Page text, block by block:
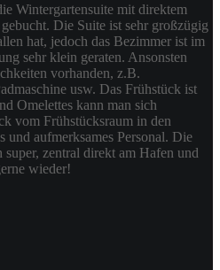
Wintergartensuite mit direktem
Die Suite ist sehr großzügig
hat, jedoch das Bezimmer ist im
sehr klein geraten. Ansonsten
vorhanden, z.B.
usw. Das Frühstück ist
Omelettes kann man sich
vom Frühstücksraum in den
und aufmerksames Personal. Die
super, zentral direkt am Hafen und
wieder!